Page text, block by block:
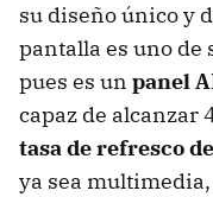
su diseño único y
pantalla es uno de
pues es un panel
capaz de alcanzar
tasa de refresco
ya sea